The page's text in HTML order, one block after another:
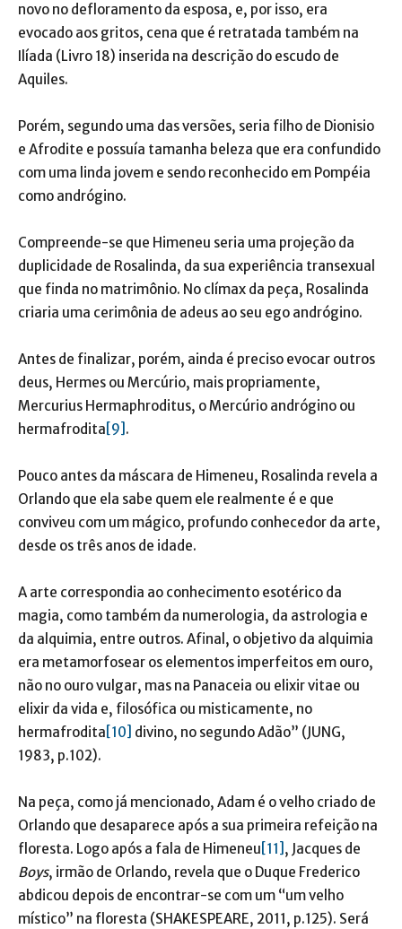
novo no defloramento da esposa, e, por isso, era
evocado aos gritos, cena que é retratada também na
Ilíada (Livro 18) inserida na descrição do escudo de
Aquiles.
Porém, segundo uma das versões, seria filho de Dionisio
e Afrodite e possuía tamanha beleza que era confundido
com uma linda jovem e sendo reconhecido em Pompéia
como andrógino.
Compreende-se que Himeneu seria uma projeção da
duplicidade de Rosalinda, da sua experiência transexual
que finda no matrimônio. No clímax da peça, Rosalinda
criaria uma cerimônia de adeus ao seu ego andrógino.
Antes de finalizar, porém, ainda é preciso evocar outros
deus, Hermes ou Mercúrio, mais propriamente,
Mercurius Hermaphroditus, o Mercúrio andrógino ou
hermafrodita [9] .
Pouco antes da máscara de Himeneu, Rosalinda revela a
Orlando que ela sabe quem ele realmente é e que
conviveu com um mágico, profundo conhecedor da arte,
desde os três anos de idade.
A arte correspondia ao conhecimento esotérico da
magia, como também da numerologia, da astrologia e
da alquimia, entre outros. Afinal, o objetivo da alquimia
era metamorfosear os elementos imperfeitos em ouro,
não no ouro vulgar, mas na Panaceia ou elixir vitae ou
elixir da vida e, filosófica ou misticamente, no
hermafrodita [10] divino, no segundo Adão” (JUNG,
1983, p.102).
Na peça, como já mencionado, Adam é o velho criado de
Orlando que desaparece após a sua primeira refeição na
floresta. Logo após a fala de Himeneu [11] , Jacques de
Boys, irmão de Orlando, revela que o Duque Frederico
abdicou depois de encontrar-se com um “um velho
místico” na floresta (SHAKESPEARE, 2011, p.125). Será